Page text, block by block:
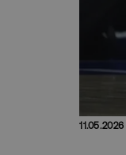
11.05.2026